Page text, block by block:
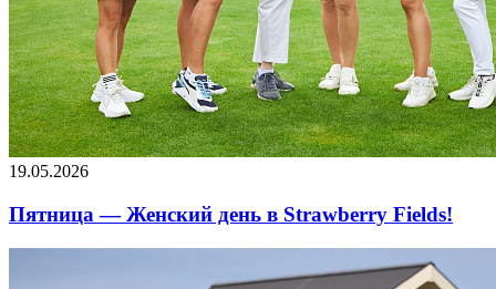
19.05.2026
Пятница — Женский день в Strawberry Fields!